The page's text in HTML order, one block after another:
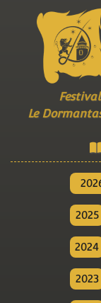
Festival
Le
2025
2024
2023